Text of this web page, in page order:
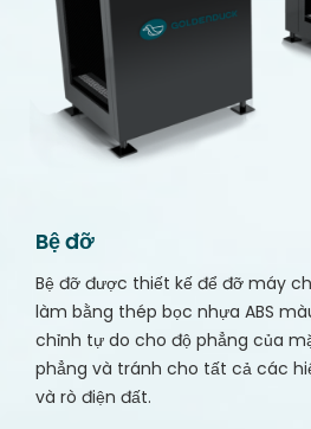
Bệ đỡ
Bệ đỡ được thiết kế để đỡ máy
làm bằng thép bọc nhựa ABS
chỉnh tự do cho độ phẳng của
phẳng và tránh cho tất cả các
và rò điện đất.